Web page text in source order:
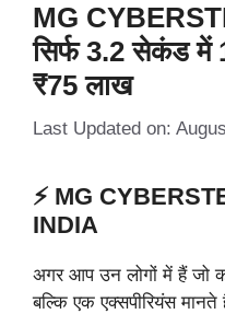
MG
सिर्फ 3.2 सेकंड में
₹75 लाख
Last Updated on:
⚡ MG
INDIA
अगर आप उन लोगों में हैं जो
बल्कि एक एक्सपीरियंस